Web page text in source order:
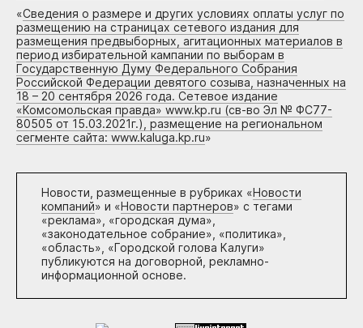
«Сведения о размере и других условиях оплаты услуг по
размещению на страницах сетевого издания для
размещения предвыборных, агитационных материалов в
период избирательной кампании по выборам в
Государственную Думу Федерального Собрания
Российской Федерации девятого созыва, назначенных на
18 – 20 сентября 2026 года. Сетевое издание
«Комсомольская правда» www.kp.ru (св-во Эл № ФС77-
80505 от 15.03.2021г.), размещение на региональном
сегменте сайта: www.kaluga.kp.ru»
Новости, размещенные в рубриках «Новости
компаний» и «Новости партнеров» с тегами
«реклама», «городская дума»,
«законодательное собрание», «политика»,
«область», «Городской голова Калуги»
публикуются на договорной, рекламно-
информационной основе.